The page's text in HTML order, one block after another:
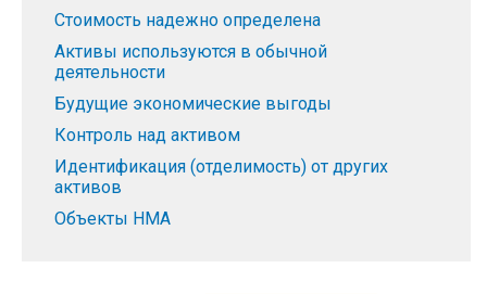
Стоимость надежно определена
Активы используются в обычной
деятельности
Будущие экономические выгоды
Контроль над активом
Идентификация (отделимость) от других
активов
Объекты НМА